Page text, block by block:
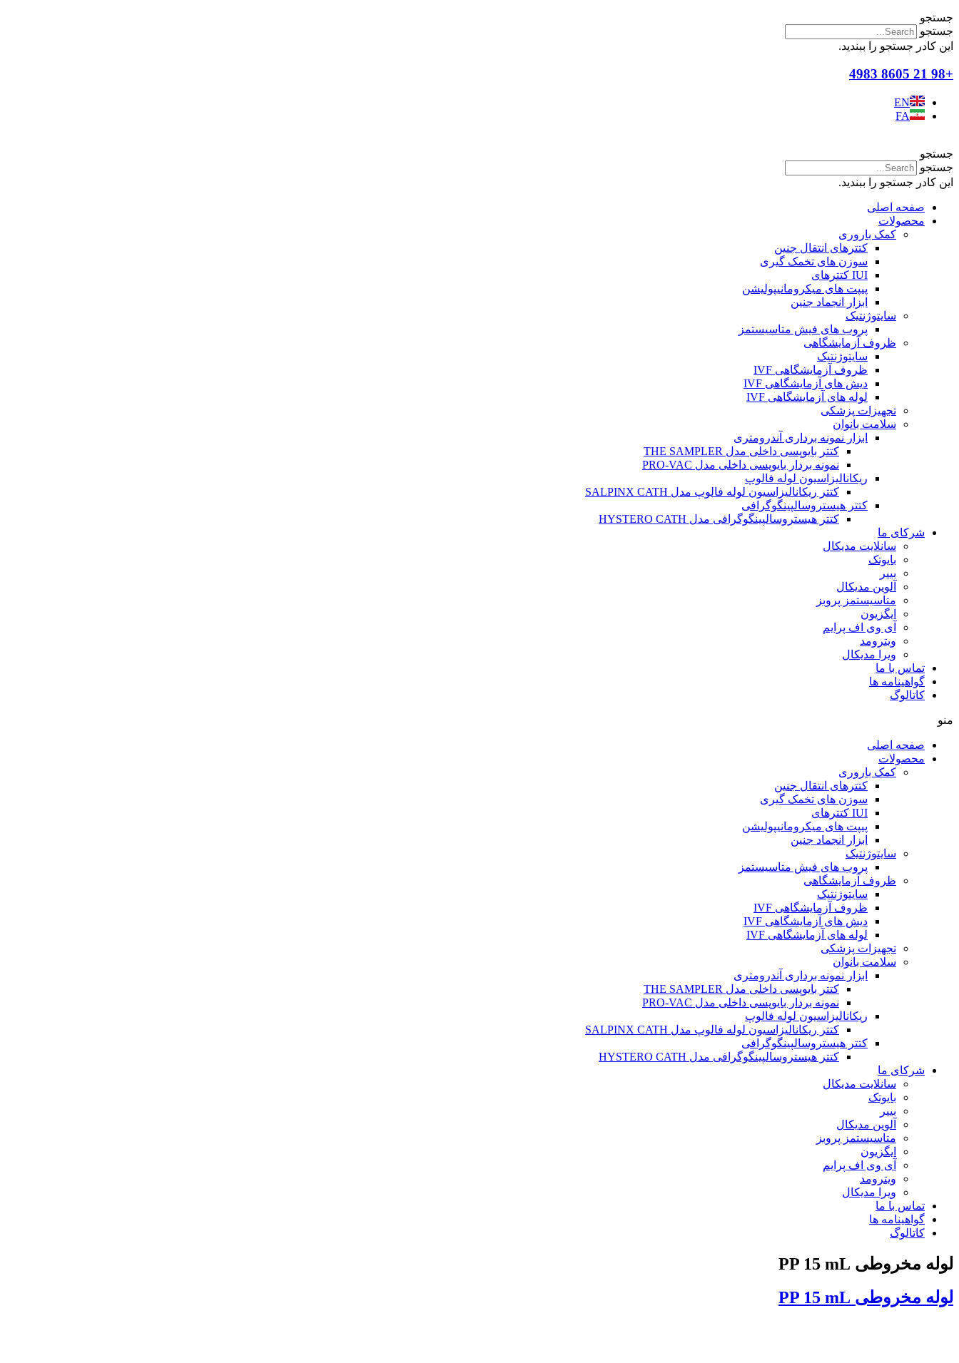
جستجو
جستجو
این کادر جستجو را ببندید.
+98 21 8605 4983
EN
FA
جستجو
جستجو
این کادر جستجو را ببندید.
صفحه اصلی
محصولات
کمک باروری
کتترهای انتقال جنین
سوزن های تخمک گیری
IUI کتترهای
پیپت های میکرومانیپولیشن
ابزار انجماد جنین
سایتوژنتیک
پروب های فیش متاسیستمز
ظروف آزمایشگاهی
سایتوژنتیک
ظروف آزمایشگاهی IVF
دیش های آزمایشگاهی IVF
لوله های آزمایشگاهی IVF
تجهیزات پزشکی
سلامت بانوان
ابزار نمونه برداری آندرومتری
کتتر بایوپسی داخلی مدل THE SAMPLER
نمونه بردار بایوپسی داخلی مدل PRO-VAC
ریکانالیزاسیون لوله فالوپ
کتتر ریکانالیزاسیون لوله فالوپ مدل SALPINX CATH
کتتر هیستروسالپینگوگرافی
کتتر هیستروسالپینگوگرافی مدل HYSTERO CATH
شرکای ما
سانلایت مدیکال
بایوتک
بییر
آلوین مدیکال
متاسیستمز پروبز
ایگزیون
آی وی اف پرایم
ویترومد
ویرا مدیکال
تماس با ما
گواهینامه ها
کاتالوگ
منو
صفحه اصلی
محصولات
کمک باروری
کتترهای انتقال جنین
سوزن های تخمک گیری
IUI کتترهای
پیپت های میکرومانیپولیشن
ابزار انجماد جنین
سایتوژنتیک
پروب های فیش متاسیستمز
ظروف آزمایشگاهی
سایتوژنتیک
ظروف آزمایشگاهی IVF
دیش های آزمایشگاهی IVF
لوله های آزمایشگاهی IVF
تجهیزات پزشکی
سلامت بانوان
ابزار نمونه برداری آندرومتری
کتتر بایوپسی داخلی مدل THE SAMPLER
نمونه بردار بایوپسی داخلی مدل PRO-VAC
ریکانالیزاسیون لوله فالوپ
کتتر ریکانالیزاسیون لوله فالوپ مدل SALPINX CATH
کتتر هیستروسالپینگوگرافی
کتتر هیستروسالپینگوگرافی مدل HYSTERO CATH
شرکای ما
سانلایت مدیکال
بایوتک
بییر
آلوین مدیکال
متاسیستمز پروبز
ایگزیون
آی وی اف پرایم
ویترومد
ویرا مدیکال
تماس با ما
گواهینامه ها
کاتالوگ
لوله مخروطی PP 15 mL
لوله مخروطی PP 15 mL